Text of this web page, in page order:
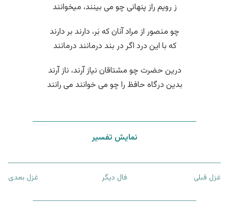
ز رویم راز پنهانی چو می بینند، میخوانند
چو منصور از مراد آنان که بَر، دارند بر دارند
که با این درد اگر در بند درمانند درمانند
درین حضرت چو مشتاقان نیاز آرند، ناز آرند
بدین درگاه حافظ را چو می خوانند می رانند
نمایش تفسیر
غزل قبلی فال دیگر غزل بعدی